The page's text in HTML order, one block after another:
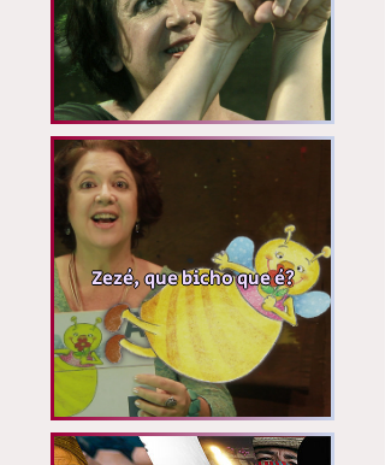
Zezé, que bicho que é?